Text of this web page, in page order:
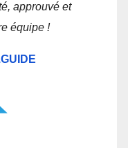
approuvé et
équipe !